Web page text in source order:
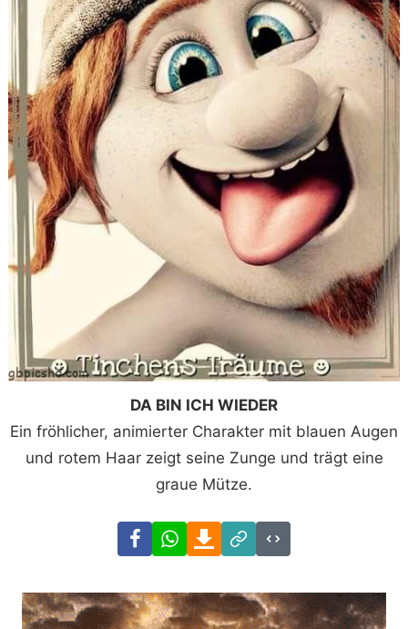
DA BIN ICH WIEDER
Ein fröhlicher, animierter Charakter mit blauen Augen
und rotem Haar zeigt seine Zunge und trägt eine
graue Mütze.
FacebookWhatsAppDownload
Link
Code